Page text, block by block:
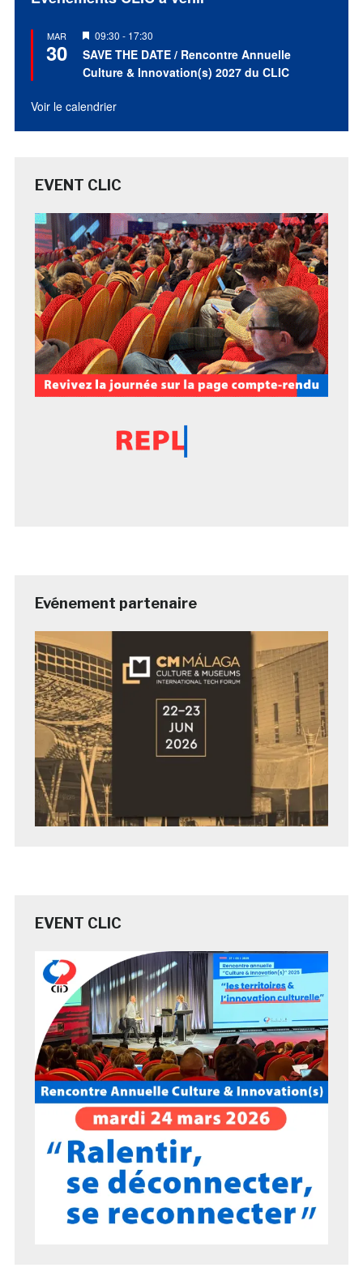
MAR
30
Mis
en
avant
09:30 - 17:30
SAVE THE DATE / Rencontre Annuelle
Culture & Innovation(s) 2027 du CLIC
Voir le calendrier
EVENT CLIC
Evénement partenaire
EVENT CLIC